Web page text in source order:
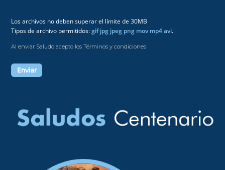
Los archivos no deben superar el límite de 30MB
Tipos de archivo permitidos:gif jpg jpeg png mov mp4 avi.
Al enviar Saludo acepto los Términos y condiciones